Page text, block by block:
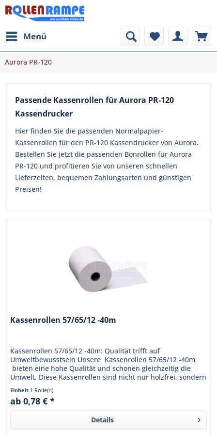
Menü
Aurora PR-120
Passende Kassenrollen für Aurora PR-120
Kassendrucker
Hier finden Sie die passenden Normalpapier-
Kassenrollen für den PR-120 Kassendrucker von Aurora.
Bestellen Sie jetzt die passenden Bonrollen für Aurora
PR-120 und profitieren Sie von unseren schnellen
Lieferzeiten, bequemen Zahlungsarten und günstigen
Preisen!
Kassenrollen 57/65/12 -40m
Kassenrollen 57/65/12 -40m: Qualität trifft auf
Umweltbewusstsein Unsere Kassenrollen 57/65/12 -40m
bieten eine hohe Qualität und schonen gleichzeitig die
Umwelt. Diese Kassenrollen sind nicht nur holzfrei, sondern
auch...
Einheit 1 Rolle(n)
ab 0,78 € *
Details